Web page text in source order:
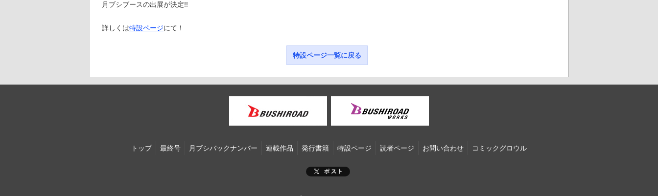
月ブシブースの出展が決定!!
詳しくは特設ページにて！
特設ページ一覧に戻る
トップ 最終号 月ブシバックナンバー 連載作品 発行書籍 特設ページ 読者ページ お問い合わせ コミックグロウル